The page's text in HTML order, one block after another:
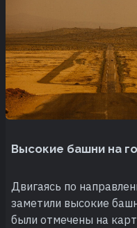
Высокие башни на
Двигаясь по
заметили высокие
были отмечены на